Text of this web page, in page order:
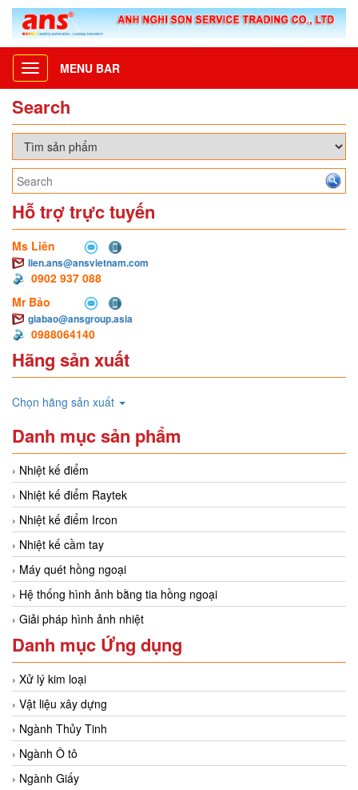
Toggle
navigation
MENU BAR
Search
Hỗ trợ trực tuyến
Ms Liên
lien.ans@ansvietnam.com
0902 937 088
Mr Bảo
giabao@ansgroup.asia
0988064140
Hãng sản xuất
Chọn hãng sản xuất
Danh mục sản phẩm
Nhiệt kế điểm
Nhiệt kế điểm Raytek
Nhiệt kế điểm Ircon
Nhiệt kế cầm tay
Máy quét hồng ngoại
Hệ thống hình ảnh bằng tia hồng ngoại
Giải pháp hình ảnh nhiệt
Danh mục Ứng dụng
Xử lý kim loại
Vật liệu xây dựng
Ngành Thủy Tinh
Ngành Ô tô
Ngành Giấy